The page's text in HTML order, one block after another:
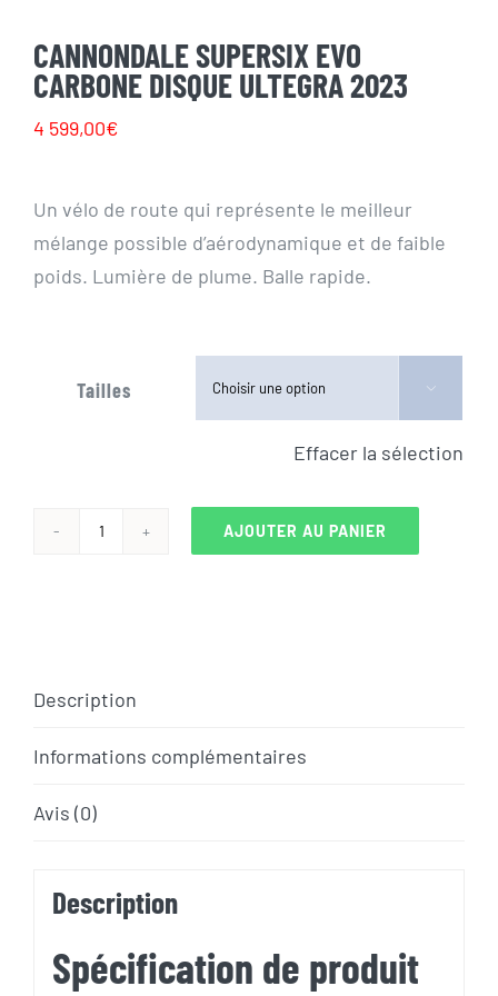
CANNONDALE SUPERSIX EVO
CARBONE DISQUE ULTEGRA 2023
4 599,00€
Un vélo de route qui représente le meilleur
mélange possible d’aérodynamique et de faible
poids. Lumière de plume. Balle rapide.
Tailles 
Effacer la sélection
CARBONE
DISQUE
AJOUTER AU PANIER
Description
Informations complémentaires
Avis (0)
Description
Spécification de produit